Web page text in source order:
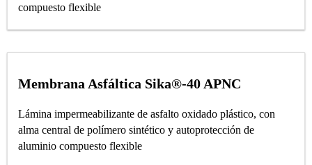
compuesto flexible
Membrana Asfáltica Sika®-40 APNC
Lámina impermeabilizante de asfalto oxidado plástico, con
alma central de polímero sintético y autoprotección de
aluminio compuesto flexible